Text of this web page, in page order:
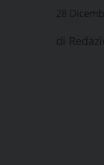
28
di